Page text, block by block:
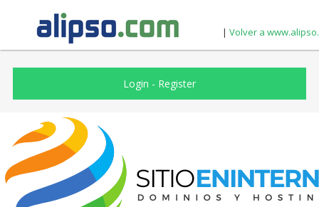
| Volver a
Login - Register